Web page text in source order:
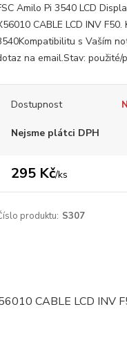
Amilo Pi 3540 LCD
CABLE LCD INV
s Vaším
na email.Stav: použité/
Dostupnost
Nejsme plátci DPH
295 Kč/ks
produktu: S307
CABLE LCD INV